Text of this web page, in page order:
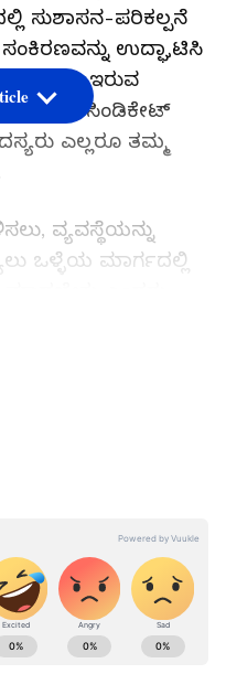
ಸುಶಾಸನ-ಪರಿಕಲ್ಪನೆ
ಸಂಕಿರಣವನ್ನು ಉದ್ಘಾಟಿಸಿ
ಇರುವ
ಡೀನ್‌ಗಳು, ಸಿಂಡಿಕೇಟ್‌
ಎಲ್ಲರೂ ತಮ್ಮ
ವ್ಯವಸ್ಥೆಯನ್ನು
ಒಳ್ಳೆಯ ಮಾರ್ಗದಲ್ಲಿ
ಇರುವ ಎಲ್ಲರ ಯೋಚನೆಗಳು
ಹೇಳಿದರು.
ಬದಲಿಸಿ: ಸಚಿವ